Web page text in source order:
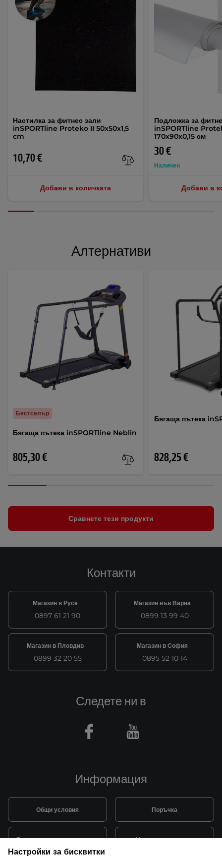
Настилка за фитнес зали
inSPORTline Proteko II 50x50x1,5
cm
10,70 €
Добави в количката
Подложка за
inSPORTline
170x90x0,15 см
30 €
Наличен
Добави в
Алтернативи
Бягаща пътека inSPORTline Neblin
805,30 €
Бестселър
Бягаща пътека
828,25 €
Сравнете тези продукти
Контакти
Магазин в Русе
0897 61 21 90
Магазин във Варна
0899 13 99 40
Магазин в Пловдив
0899 32 20 55
Магазин в София
0895 52 10 14
Информация
Общи условия Поръчка
Видове и цена за транспорт Начини на плащане
Следете ни в
Facebook Youtube
Настройки за бисквитки